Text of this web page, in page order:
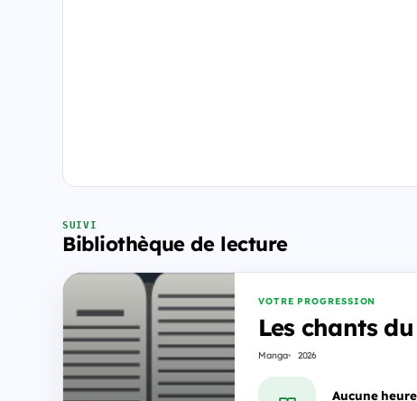
SUIVI
Bibliothèque de lecture
VOTRE PROGRESSION
Les chants
Manga 2026
Aucune